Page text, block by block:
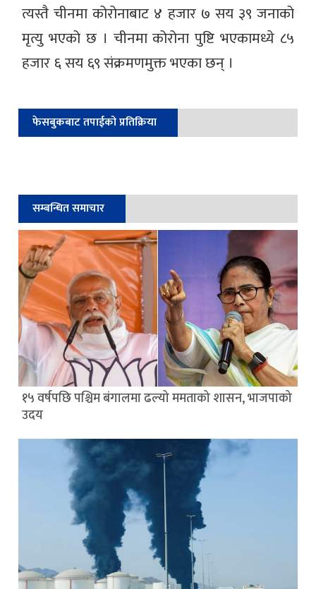
त्यस्तै चीनमा कोरोनाबाट ४ हजार ७ सय ३९ जनाको
मृत्यु भएको छ । चीनमा कोरोना पुष्टि भएकामध्ये ८५
हजार ६ सय ६९ संक्रमणमुक्त भएका छन् ।
फेसबुकबाट तपाईको प्रतिक्रिया
सम्बन्धित समाचार
१५ वर्षपछि पश्चिम बंगालमा ढल्यो ममताको शासन, भाजपाको
उदय